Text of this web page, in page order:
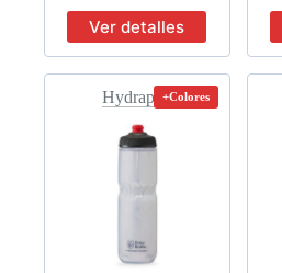
Ver detalles
Hydrapak+Colores